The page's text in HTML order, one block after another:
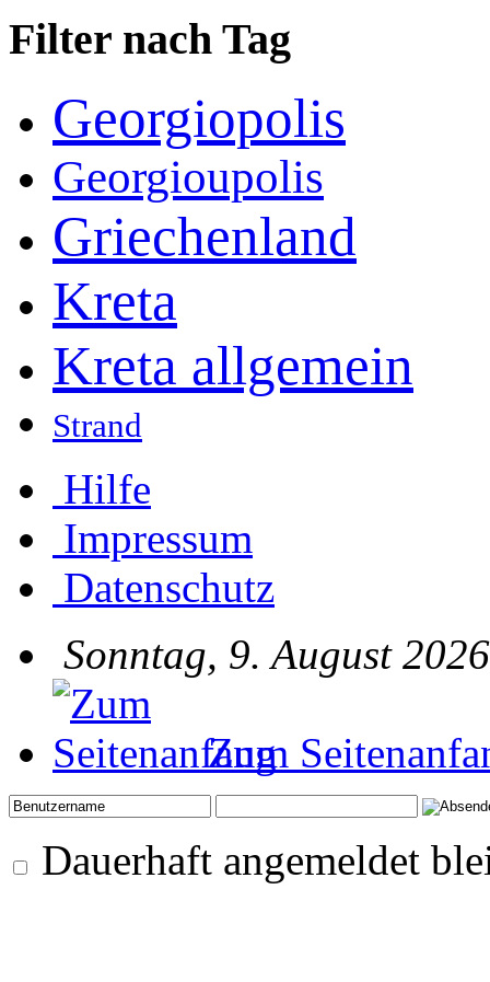
Filter nach Tag
Georgiopolis
Georgioupolis
Griechenland
Kreta
Kreta allgemein
Strand
Hilfe
Impressum
Datenschutz
Sonntag, 9. August
Zum
Dauerhaft angemeldet